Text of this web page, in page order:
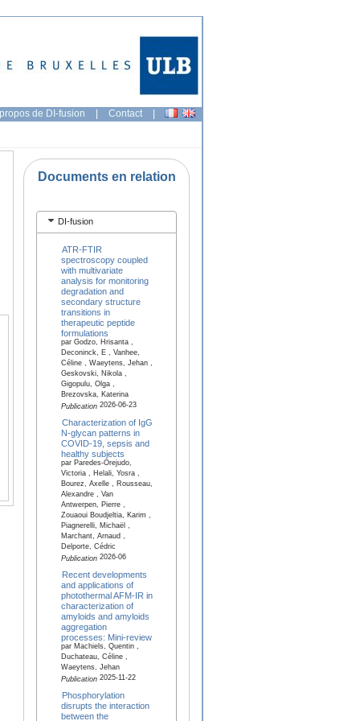
de DI-fusion | Contact |
Documents en relation
DI-fusion
ATR-FTIR
spectroscopy coupled
with multivariate
analysis for monitoring
degradation and
secondary structure
transitions in
therapeutic peptide
formulations
par Godzo, Hrisanta ,
Deconinck, E , Vanhee,
Céline , Waeytens, Jehan ,
Geskovski, Nikola ,
Gigopulu, Olga ,
Brezovska, Katerina
Publication2026-06-23
Characterization of IgG
N-glycan patterns in
COVID-19, sepsis and
healthy subjects
par Paredes-Orejudo,
Victoria , Helali, Yosra ,
Bourez, Axelle , Rousseau,
Alexandre , Van
Antwerpen, Pierre ,
Zouaoui Boudjeltia, Karim ,
Piagnerelli, Michaël ,
Marchant, Arnaud ,
Delporte, Cédric
Publication2026-06
Recent developments
and applications of
photothermal AFM-IR in
characterization of
amyloids and amyloids
aggregation
processes: Mini-review
par Machiels, Quentin ,
Duchateau, Céline ,
Waeytens, Jehan
Publication2025-11-22
Phosphorylation
disrupts the interaction
between the